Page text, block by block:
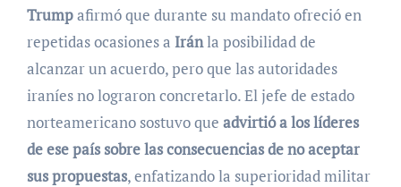
Trumpafirmó que durante su mandato ofreció en
repetidas ocasiones a Iránla posibilidad de
alcanzar un acuerdo, pero que las autoridades
iraníes no lograron concretarlo. El jefe de estado
norteamericano sostuvo que advirtió a los líderes
de ese país sobre las consecuencias de no aceptar
sus propuestas, enfatizando la superioridad militar